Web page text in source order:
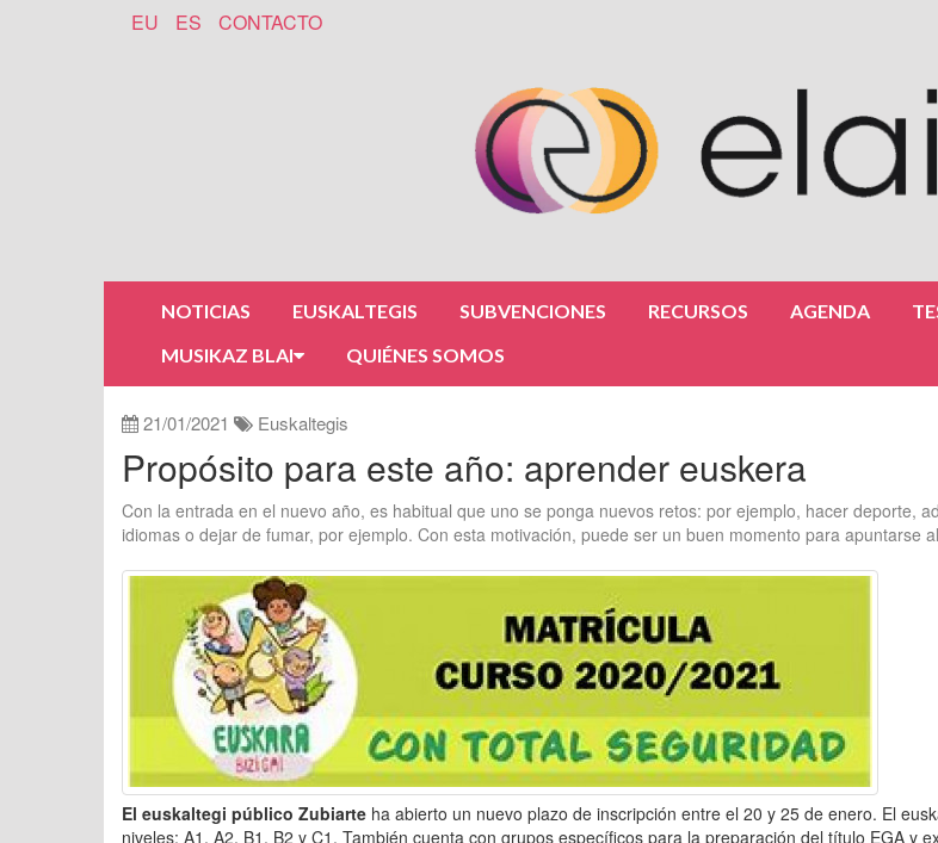
EU ES CONTACTO
NOTICIAS EUSKALTEGIS SUBVENCIONES RECURSOS AGENDA
MUSIKAZ BLAI
QUIÉNES SOMOS
21/01/2021 Euskaltegis
Propósito para este año: aprender euskera
Con la entrada en el nuevo año, es habitual que uno se ponga nuevos retos: por ejemplo, hacer deporte,
idiomas o dejar de fumar, por ejemplo. Con esta motivación, puede ser un buen momento para apuntarse
El euskaltegi público Zubiarte ha abierto un nuevo plazo de inscripción entre el 20 y 25 de enero. El
niveles: A1, A2, B1, B2 y C1. También cuenta con grupos específicos para la preparación del título EGA y